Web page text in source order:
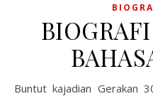
Buntut kajadian Gerakan 30 September PKI, kaayaan di